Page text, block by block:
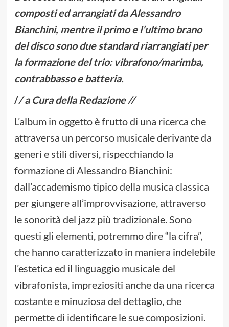
composti ed arrangiati da Alessandro
Bianchini, mentre il primo e l’ultimo brano
del disco sono due standard riarrangiati per
la formazione del trio: vibrafono/marimba,
contrabbasso e batteria.
// a Cura della Redazione //
L’album in oggetto è frutto di una ricerca che
attraversa un percorso musicale derivante da
generi e stili diversi, rispecchiando la
formazione di Alessandro Bianchini:
dall’accademismo tipico della musica classica
per giungere all’improvvisazione, attraverso
le sonorità del jazz più tradizionale. Sono
questi gli elementi, potremmo dire “la cifra”,
che hanno caratterizzato in maniera indelebile
l’estetica ed il linguaggio musicale del
vibrafonista, impreziositi anche da una ricerca
costante e minuziosa del dettaglio, che
permette di identificare le sue composizioni.